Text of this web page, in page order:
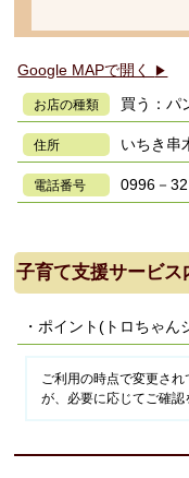
Google MAPで開く ▶
お店の種類 買う：パ
住所 いちき串
電話番号 0996－
子育て支援サービス
・ポイント(トロちゃん
ご利用の時点で変更さ
が、必要に応じてご確認